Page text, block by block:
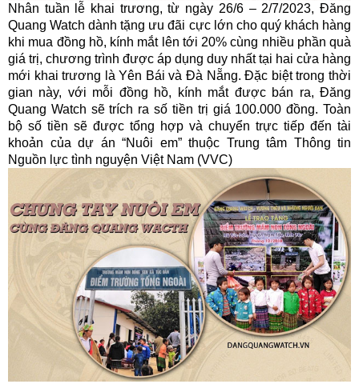
Nhân tuần lễ khai trương, từ ngày 26/6 – 2/7/2023, Đăng
Quang Watch dành tặng ưu đãi cực lớn cho quý khách hàng
khi mua đồng hồ, kính mắt lên tới 20% cùng nhiều phần quà
giá trị, chương trình được áp dụng duy nhất tại hai cửa hàng
mới khai trương là Yên Bái và Đà Nẵng. Đặc biệt trong thời
gian này, với mỗi đồng hồ, kính mắt được bán ra, Đăng
Quang Watch sẽ trích ra số tiền trị giá 100.000 đồng. Toàn
bộ số tiền sẽ được tổng hợp và chuyển trực tiếp đến tài
khoản của dự án “Nuôi em” thuộc Trung tâm Thông tin
Nguồn lực tình nguyện Việt Nam (VVC)